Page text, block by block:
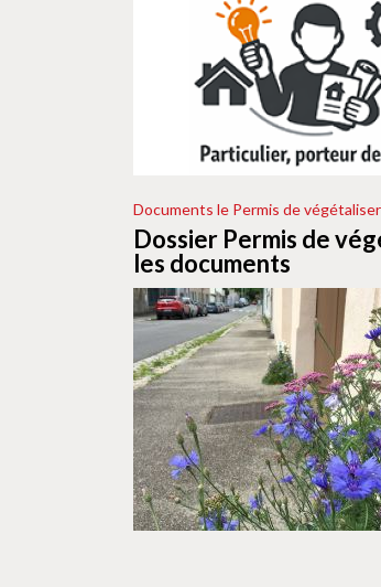
Documents le Permis de végétaliser
Dossier Permis de
les documents